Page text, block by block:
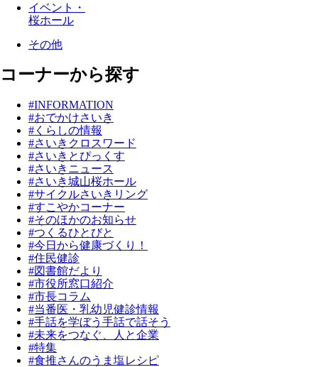
イベント・
桜ホール
その他
コーナーから探す
#INFORMATION
#おでかけさいき
#くらしの情報
#さいきクロスワード
#さいきとぴっくす
#さいきニュース
#さいき城山桜ホール
#サイクルさいきリング
#すこやかコーナー
#そのほかのお知らせ
#つくるひとびと
#今日から健康づくり！
#住民健診
#図書館だより
#市役所窓口紹介
#市長コラム
#当番医・乳幼児健診情報
#手話を学ぼう手話で話そう
#未来をつなぐ、人と企業
#特集
#食推さんのうま塩レシピ